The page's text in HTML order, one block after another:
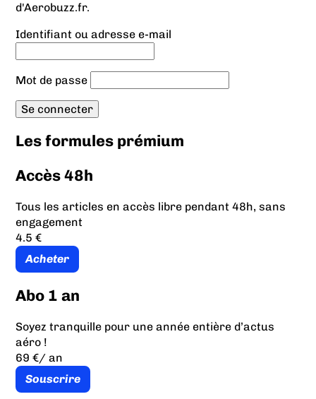
d'Aerobuzz.fr.
Identifiant ou adresse e-mail
Mot de passe
Les formules prémium
Accès 48h
Tous les articles en accès libre pendant 48h, sans
engagement
4.5 €
Acheter
Abo 1 an
Soyez tranquille pour une année entière d’actus
aéro !
69 €/ an
Souscrire